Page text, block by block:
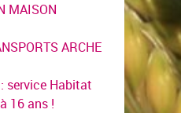
MAISON
ARCHE
: service Habitat
16 ans !